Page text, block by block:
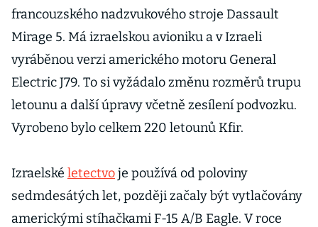
francouzského nadzvukového stroje Dassault
Mirage 5. Má izraelskou avioniku a v Izraeli
vyráběnou verzi amerického motoru General
Electric J79. To si vyžádalo změnu rozměrů trupu
letounu a další úpravy včetně zesílení podvozku.
Vyrobeno bylo celkem 220 letounů Kfir.
Izraelské letectvoje používá od poloviny
sedmdesátých let, později začaly být vytlačovány
americkými stíhačkami F-15 A/B Eagle. V roce